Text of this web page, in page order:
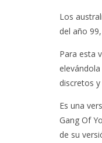
Los
del año
Para esta
discretos
Es una
Gang Of
de su